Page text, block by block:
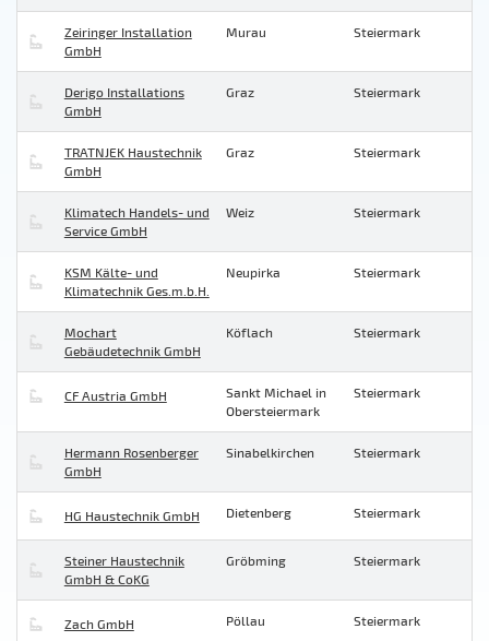
Zeiringer Installation
GmbH
Murau Steiermark
Derigo Installations
GmbH
Graz Steiermark
TRATNJEK Haustechnik
GmbH
Graz Steiermark
Klimatech Handels- und
Service GmbH
Weiz Steiermark
KSM Kälte- und
Klimatechnik Ges.m.b.H.
Neupirka Steiermark
Mochart
Gebäudetechnik GmbH
Köflach Steiermark
CF Austria GmbH
Sankt Michael in
Obersteiermark
Steiermark
Hermann Rosenberger
GmbH
Sinabelkirchen Steiermark
HG Haustechnik GmbH Dietenberg Steiermark
Steiner Haustechnik
GmbH & CoKG
Gröbming Steiermark
Zach GmbH Pöllau Steiermark